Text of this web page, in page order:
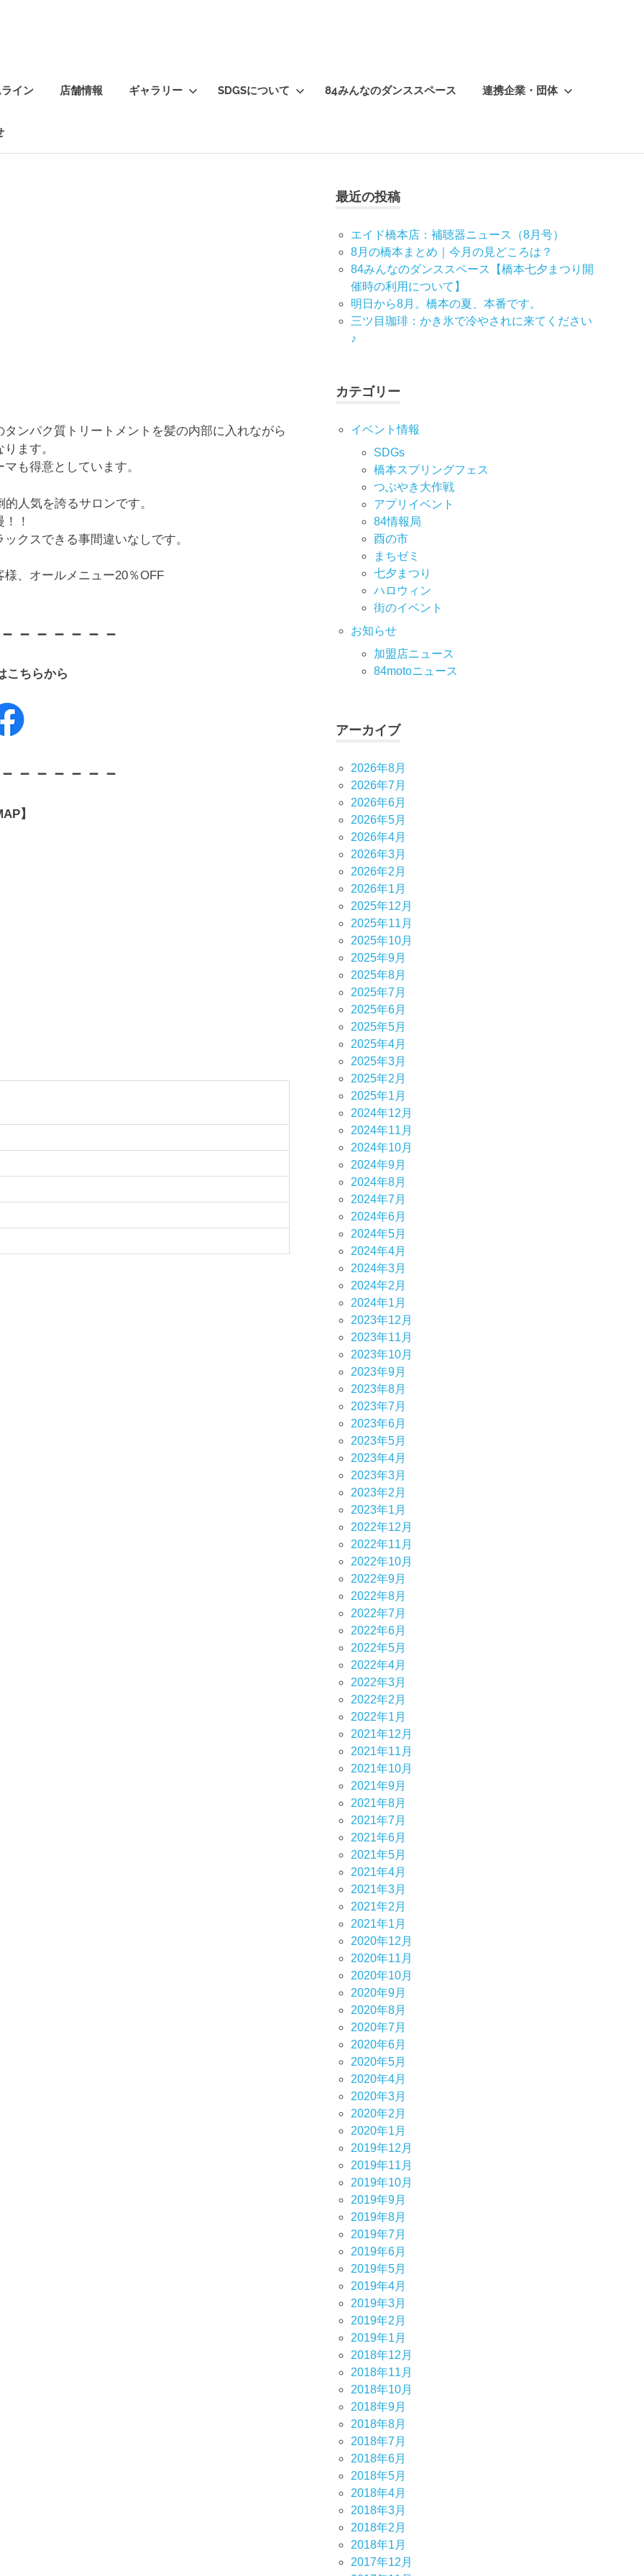
イン 店舗情報 ギャラリー SDGSについて 84みんなのダンススペース 連携企業・団体
ンパク質トリートメントを髪の内部に入れながら
ます。
も得意としています。
人気を誇るサロンです。
！
クスできる事間違いなしです。
、オールメニュー20％OFF
－－－－－－
こちらから
－－－－－－
】
最近の投稿
エイド橋本店：補聴器ニュース（8月号）
8月の橋本まとめ｜今月の見どころは？
84みんなのダンススペース【橋本七夕まつり開
催時の利用について】
明日から8月。橋本の夏、本番です。
三ツ目珈琲：かき氷で冷やされに来てください
♪
カテゴリー
イベント情報
SDGs
橋本スプリングフェス
つぶやき大作戦
アプリイベント
84情報局
酉の市
まちゼミ
七⼣まつり
ハロウィン
街のイベント
お知らせ
加盟店ニュース
84motoニュース
アーカイブ
2026年8月
2026年7月
2026年6月
2026年5月
2026年4月
2026年3月
2026年2月
2026年1月
2025年12月
2025年11月
2025年10月
2025年9月
2025年8月
2025年7月
2025年6月
2025年5月
2025年4月
2025年3月
2025年2月
2025年1月
2024年12月
2024年11月
2024年10月
2024年9月
2024年8月
2024年7月
2024年6月
2024年5月
2024年4月
2024年3月
2024年2月
2024年1月
2023年12月
2023年11月
2023年10月
2023年9月
2023年8月
2023年7月
2023年6月
2023年5月
2023年4月
2023年3月
2023年2月
2023年1月
2022年12月
2022年11月
2022年10月
2022年9月
2022年8月
2022年7月
2022年6月
2022年5月
2022年4月
2022年3月
2022年2月
2022年1月
2021年12月
2021年11月
2021年10月
2021年9月
2021年8月
2021年7月
2021年6月
2021年5月
2021年4月
2021年3月
2021年2月
2021年1月
2020年12月
2020年11月
2020年10月
2020年9月
2020年8月
2020年7月
2020年6月
2020年5月
2020年4月
2020年3月
2020年2月
2020年1月
2019年12月
2019年11月
2019年10月
2019年9月
2019年8月
2019年7月
2019年6月
2019年5月
2019年4月
2019年3月
2019年2月
2019年1月
2018年12月
2018年11月
2018年10月
2018年9月
2018年8月
2018年7月
2018年6月
2018年5月
2018年4月
2018年3月
2018年2月
2018年1月
2017年12月